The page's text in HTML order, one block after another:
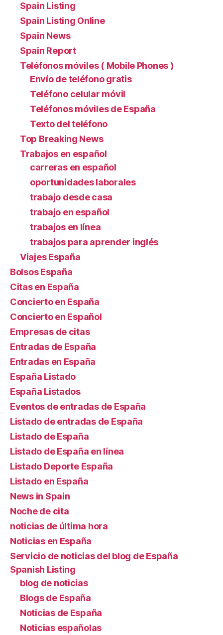
Spain Listing
Spain Listing Online
Spain News
Spain Report
Teléfonos móviles ( Mobile Phones )
Envío de teléfono gratis
Teléfono celular móvil
Teléfonos móviles de España
Texto del teléfono
Top Breaking News
Trabajos en español
carreras en español
oportunidades laborales
trabajo desde casa
trabajo en español
trabajos en línea
trabajos para aprender inglés
Viajes España
Bolsos España
Citas en España
Concierto en España
Concierto en Español
Empresas de citas
Entradas de España
Entradas en España
España Listado
España Listados
Eventos de entradas de España
Listado de entradas de España
Listado de España
Listado de España en línea
Listado Deporte España
Listado en España
News in Spain
Noche de cita
noticias de última hora
Noticias en España
Servicio de noticias del blog de España
Spanish Listing
blog de noticias
Blogs de España
Noticias de España
Noticias españolas